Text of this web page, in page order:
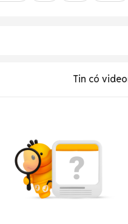
Tin có video